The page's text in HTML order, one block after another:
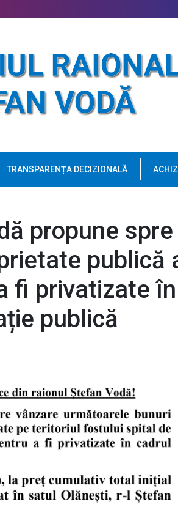
TRANSPARENȚA DECIZIONALĂ
propune spre
publică
fi privatizate în
publică